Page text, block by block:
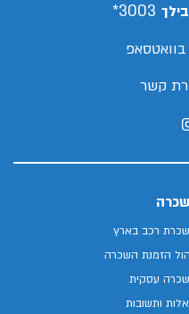
3003*
בוואטסאפ
קשר
רכב בארץ
הזמנת השכרה
עסקית
ותשובות